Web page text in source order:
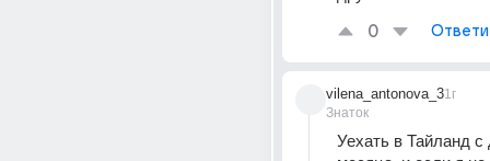
0
vilena_antonova_3
Знаток
1г
Уехать в Тайланд с